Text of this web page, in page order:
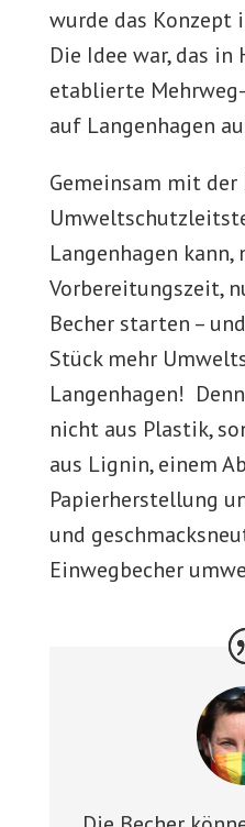
wurde das Konzept
Die Idee war, das
etablierte
auf Langenhagen
Gemeinsam mit der
Langenhagen kann,
Vorbereitungszeit,
Becher starten –
Stück mehr
Langenhagen!
nicht aus Plastik,
aus Lignin, einem
Papierherstellung
und
Einwegbecher